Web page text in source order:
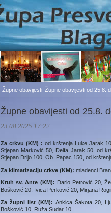
Župne obavijesti Župne obavijesti od 25.8.
Župne obavijesti od 25.8.
23.08.2025 17:22
Za crkvu (KM) : od krštenja Luke Jarak
Stjepan Marković 50, Delfa Jarak 50, od
Stjepan Drljo 100, Ob. Papac 150, od
Za klimatizaciju crkve (KM): mladenci
Kruh sv. Ante (KM): Dario Petrović 20,
Bošković 20, Ivica Perković 20, Mirjana
Za župni list (KM):Ankica Šakota 20,
Bošković 10, Ruža Sudar 10